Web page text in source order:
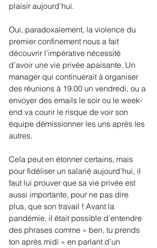
plaisir aujourd’hui.
Oui, paradoxalement, la violence du
premier confinement nous a fait
découvrir l’impérative nécessité
d’avoir une vie privée apaisante. Un
manager qui continuerait à organiser
des réunions à 19.00 un vendredi, ou a
envoyer des emails le soir ou le week-
end va courir le risque de voir son
équipe démissionner les uns après les
autres.
Cela peut en étonner certains, mais
pour fidéliser un salarié aujourd’hui, il
faut lui prouver que sa vie privée est
aussi importante, pour ne pas dire
plus, que son travail ! Avant la
pandémie, il était possible d’entendre
des phrases comme « ben, tu prends
ton après midi » en parlant d’un